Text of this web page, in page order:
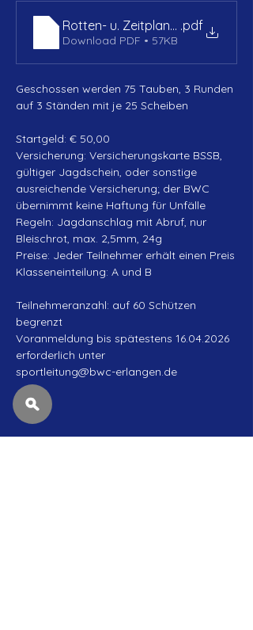
Rotten- u. Zeitplan_Frühjahrs-
.pdf
Download PDF • 57KB
Geschossen werden 75 Tauben, 3 Runden
auf 3 Ständen mit je 25 Scheiben
Startgeld: € 50,00
Versicherung: Versicherungskarte BSSB,
gültiger Jagdschein, oder sonstige
ausreichende Versicherung; der BWC
übernimmt keine Haftung für Unfälle
Regeln: Jagdanschlag mit Abruf, nur
Bleischrot, max. 2,5mm, 24g
Preise: Jeder Teilnehmer erhält einen Preis
Klasseneinteilung: A und B
Teilnehmeranzahl: auf 60 Schützen
begrenzt
Voranmeldung bis spätestens 16.04.2026
erforderlich unter
sportleitung@bwc-erlangen.de